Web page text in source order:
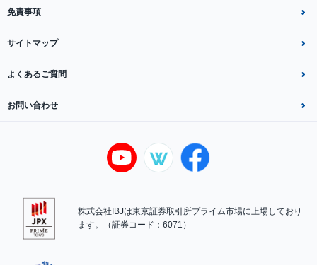
免責事項
サイトマップ
よくあるご質問
お問い合わせ
株式会社IBJは東京証券取引所プライム市場に上場しており
ます。（証券コード：6071）